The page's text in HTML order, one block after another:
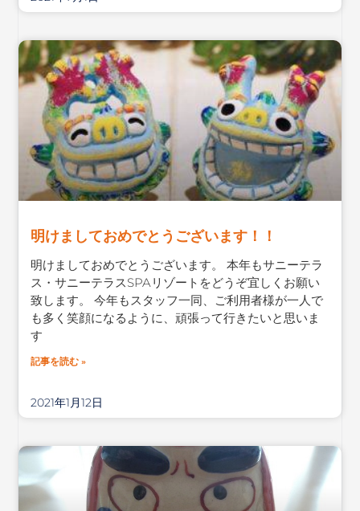
明けましておめでとうございます！！
明けましておめでとうございます。 本年もサニーテラ
ス・サニーテラスSPAリゾートをどうぞ宜しくお願い
致します。 今年もスタッフ一同、ご利用者様が一人で
も多く笑顔になるように、頑張って行きたいと思いま
す
記事を読む »
2021年1月12日